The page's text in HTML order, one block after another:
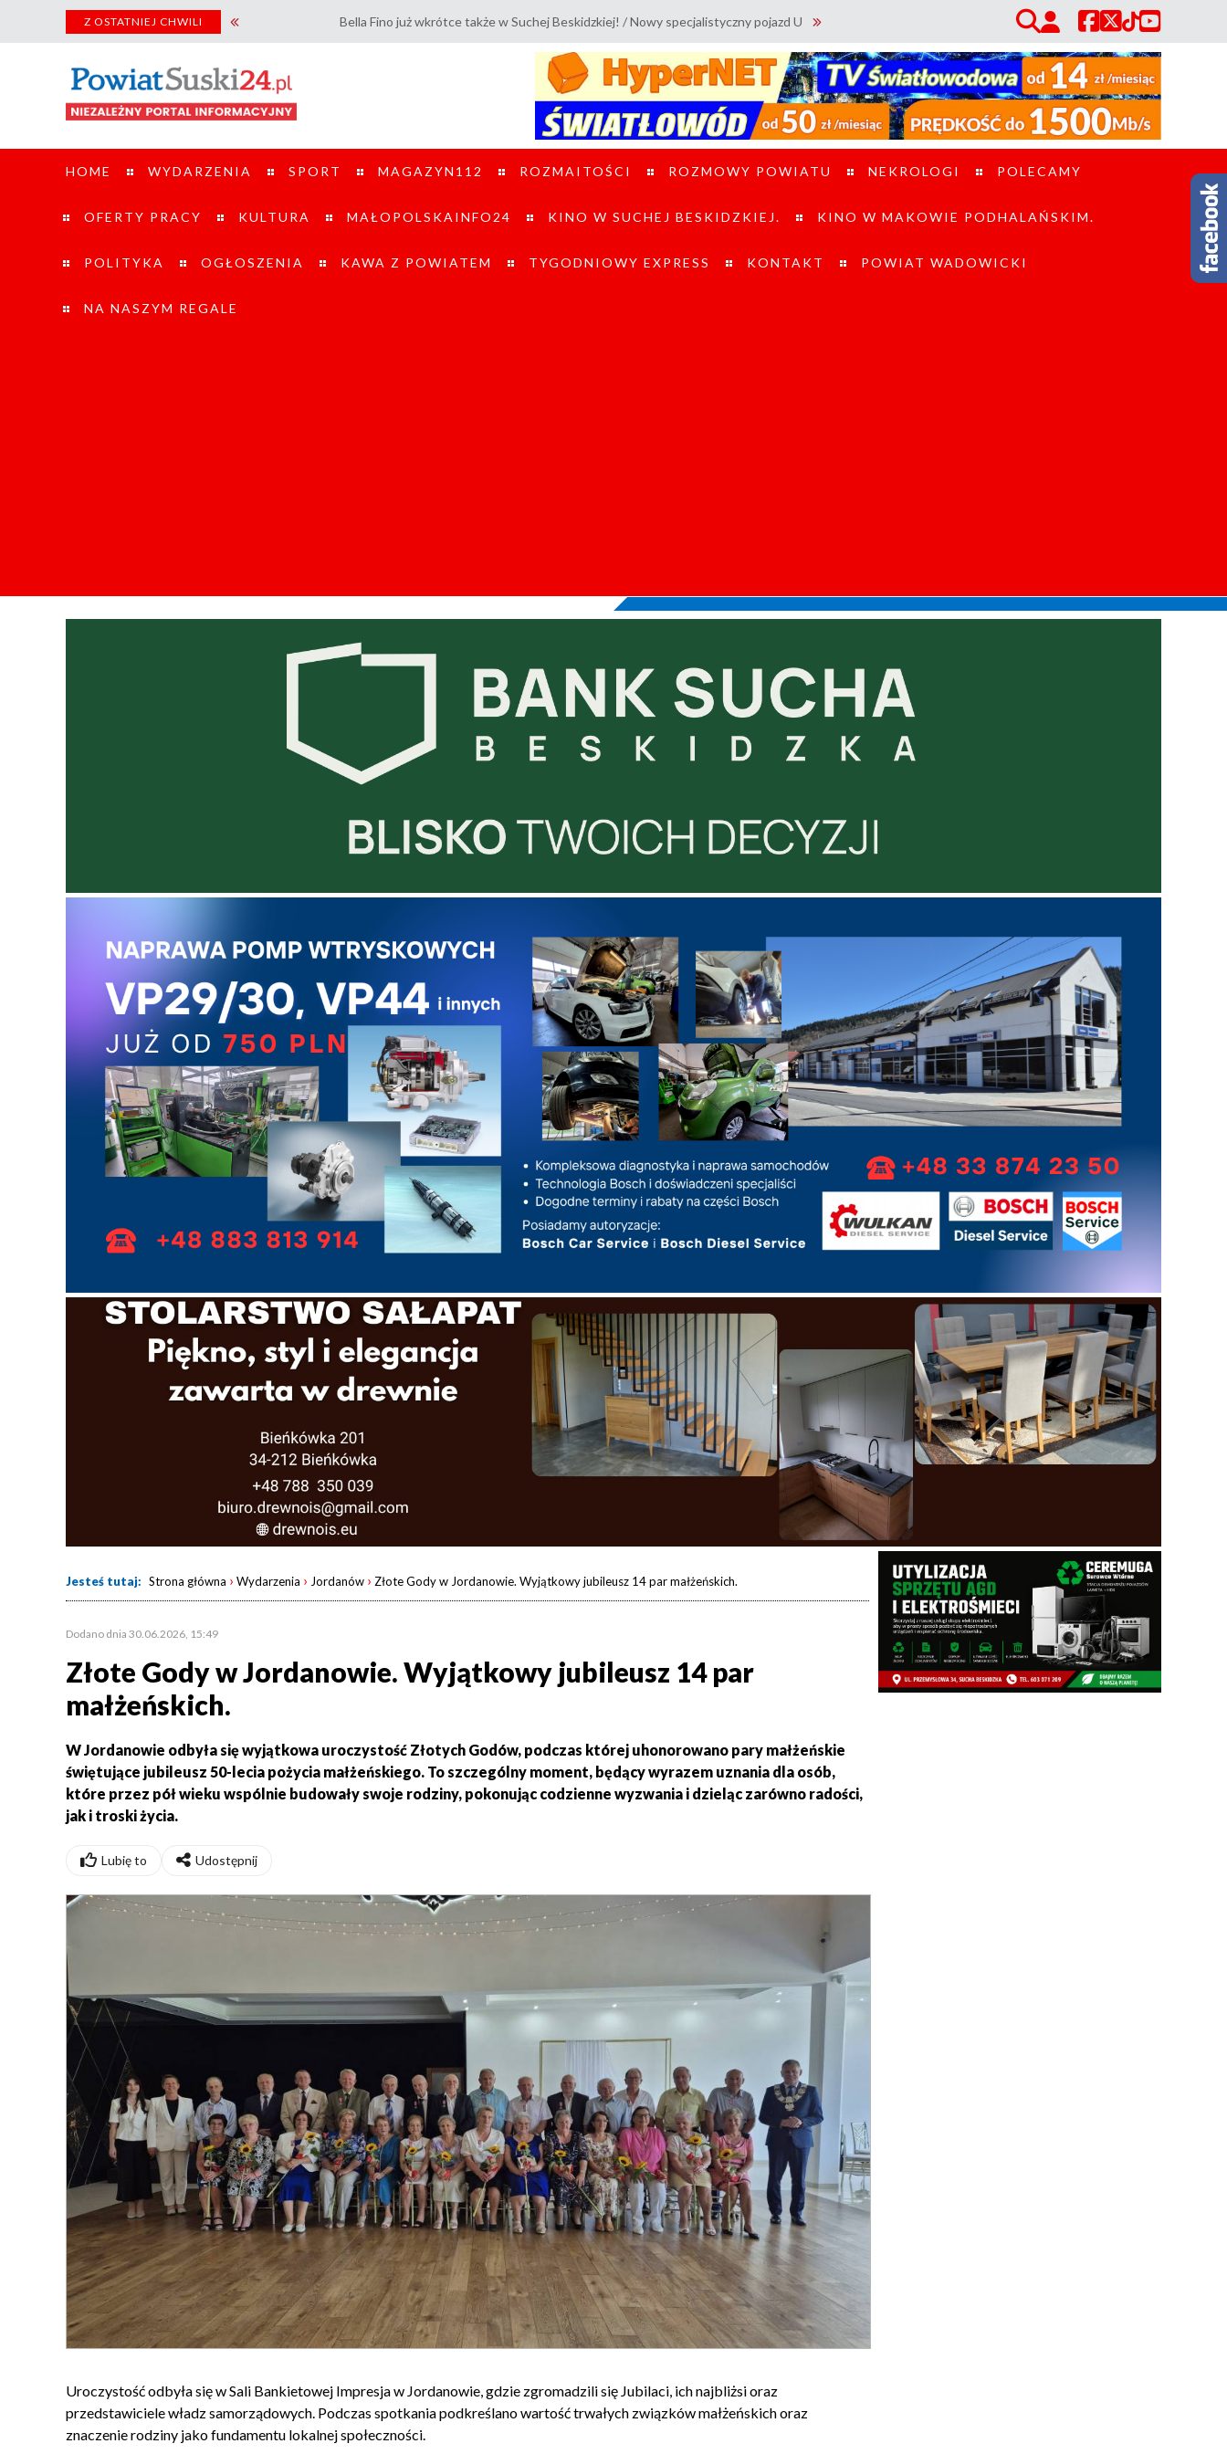
Z OSTATNIEJ CHWILI Bella Fino już wkrótce także w Suchej Beskidzkiej! / Nowy specjalistyczny pojazd UTV trafił do OSP Sidzina. Wzmocni działania ratowników w trudnym terenie. /
HOME WYDARZENIA SPORT MAGAZYN112 ROZMAITOŚCI ROZMOWY POWIATU NEKROLOGI POLECAMY
OFERTY PRACY KULTURA MAŁOPOLSKAINFO24 KINO W SUCHEJ BESKIDZKIEJ. KINO W MAKOWIE PODHALAŃSKIM.
POLITYKA OGŁOSZENIA KAWA Z POWIATEM TYGODNIOWY EXPRESS KONTAKT POWIAT WADOWICKI
NA NASZYM REGALE
Jesteś tutaj: Strona główna › Wydarzenia › Jordanów › Złote Gody w Jordanowie. Wyjątkowy jubileusz 14 par małżeńskich.
Dodano dnia 30.06.2026, 15:49
Złote Gody w Jordanowie. Wyjątkowy jubileusz 14 par
małżeńskich.
W Jordanowie odbyła się wyjątkowa uroczystość Złotych Godów, podczas której uhonorowano pary małżeńskie
świętujące jubileusz 50-lecia pożycia małżeńskiego. To szczególny moment, będący wyrazem uznania dla osób,
które przez pół wieku wspólnie budowały swoje rodziny, pokonując codzienne wyzwania i dzieląc zarówno radości,
jak i troski życia.
Lubię to Udostępnij
Uroczystość odbyła się w Sali Bankietowej Impresja w Jordanowie, gdzie zgromadzili się Jubilaci, ich najbliżsi oraz
przedstawiciele władz samorządowych. Podczas spotkania podkreślano wartość trwałych związków małżeńskich oraz
znaczenie rodziny jako fundamentu lokalnej społeczności.